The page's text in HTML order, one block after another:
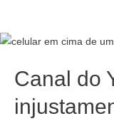
Canal do